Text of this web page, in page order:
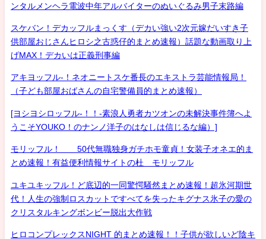
ンタルメンヘラ電波中年アルバイターのぬいぐるみ男子末路編
スケバン！デカッフルまっくす（デカい強い2次元嫁だいすき子
供部屋おじさんヒロシ之古惑仔的まとめ速報）話題な動画取り上
げMAX！デカいは正義刑事編
アキヨッフル-！ネオニートスケ番長のエキストラ芸能情報局！
（子ども部屋おばさんの自宅警備員的まとめ速報）
[ヨシヨシロッフル-！！-素浪人勇者カツオンの未解決事件簿へよ
うこそYOUKO！のナンノ洋子のはなしは信じるな編）]
モリッフル！ 50代無職独身ガチホモ童貞！女装子オネエ的ま
とめ速報！有益便利情報サイトの杜 モリッフル
ユキユキッフル！ど底辺的一同驚愕騒然まとめ速報！超氷河期世
代！人生の強制ロスカットですべてを失ったキグナス氷子の愛の
クリスタルキングボンビー脱出大作戦
ヒロコンプレックスNIGHT 的まとめ速報！！子供が欲しいど陰キ